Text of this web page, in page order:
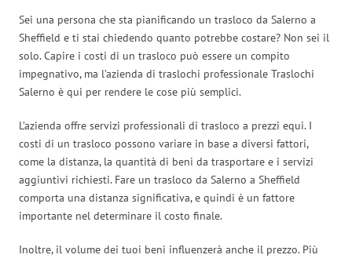
Sei una persona che sta pianificando un trasloco da Salerno a
Sheffield e ti stai chiedendo quanto potrebbe costare? Non sei il
solo. Capire i costi di un trasloco può essere un compito
impegnativo, ma l’azienda di traslochi professionale Traslochi
Salerno è qui per rendere le cose più semplici.
L’azienda offre servizi professionali di trasloco a prezzi equi. I
costi di un trasloco possono variare in base a diversi fattori,
come la distanza, la quantità di beni da trasportare e i servizi
aggiuntivi richiesti. Fare un trasloco da Salerno a Sheffield
comporta una distanza significativa, e quindi è un fattore
importante nel determinare il costo finale.
Inoltre, il volume dei tuoi beni influenzerà anche il prezzo. Più